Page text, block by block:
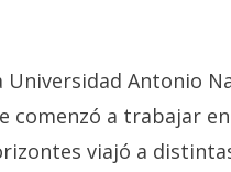
Antonio
comenzó a trabajar
viajó a